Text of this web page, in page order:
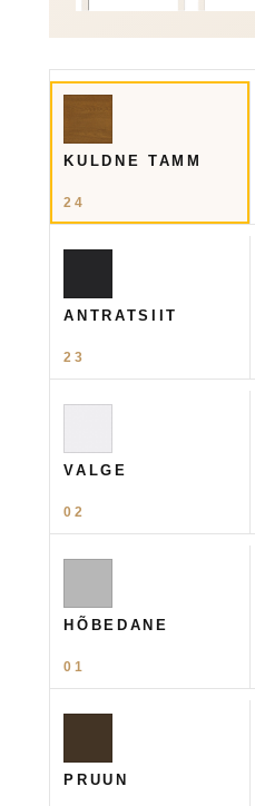
KULDNE TAMM
24
ANTRATSIIT
23
VALGE
02
HÕBEDANE
01
PRUUN